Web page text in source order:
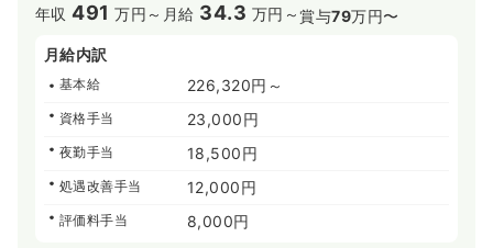
年収491 万円～ 月給 34.3 万円～賞与79万円〜
月給内訳
基本給 226,320円～
資格手当 23,000円
夜勤手当 18,500円
処遇改善手当 12,000円
評価料手当 8,000円